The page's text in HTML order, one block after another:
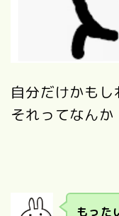
自分だけかもし
それってなんか
もった